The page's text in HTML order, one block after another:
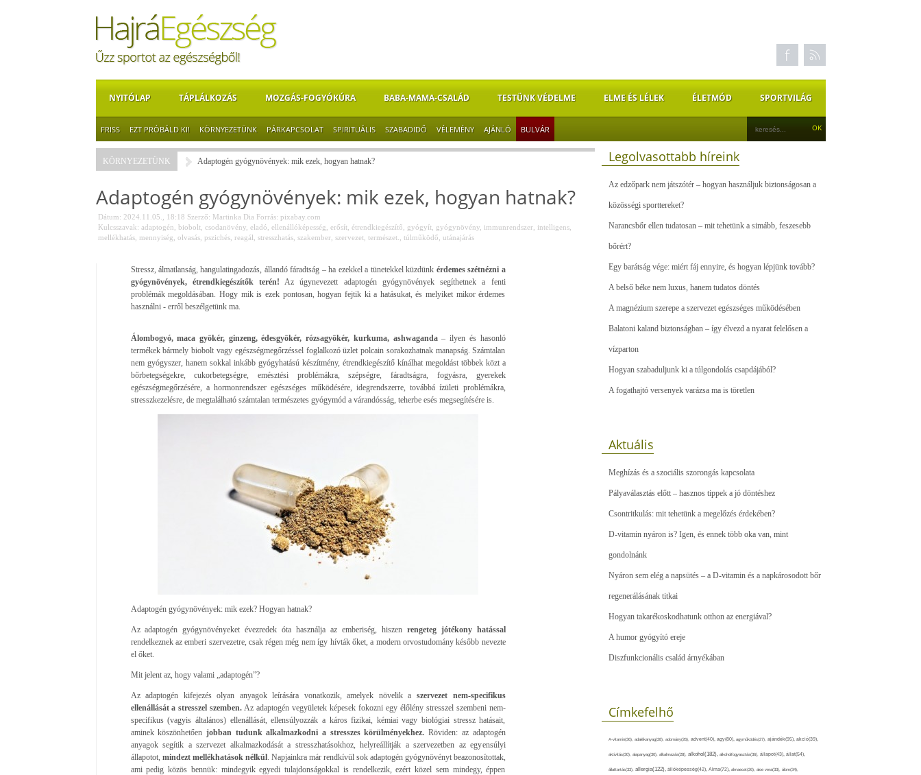
NYITÓLAP TÁPLÁLKOZÁS MOZGÁS-FOGYÓKÚRA BABA-MAMA-CSALÁD TESTÜNK VÉDELME ELME ÉS LÉLEK ÉLETMÓD SPORTVILÁG
FRISS EZT PRÓBÁLD KI! KÖRNYEZETÜNK PÁRKAPCSOLAT SPIRITUÁLIS SZABADIDŐ VÉLEMÉNY AJÁNLÓ BULVÁR
KÖRNYEZETÜNK Adaptogén gyógynövények: mik ezek, hogyan hatnak?
Adaptogén gyógynövények: mik ezek, hogyan hatnak?
Dátum: 2024.11.05., 18:18 Szerző: Martinka Dia Forrás: pixabay.com
Kulcsszavak: adaptogén biobolt, csodanövény, eladó ellenállóképesség erősít, étrendkiegészítő gyógyít, gyógynövény, immunrendszer, intelligens,
mellékhatás, mennyiség olvasás, pszichés, reagál stresszhatás, szakember, szervezet, természet. túlműködő utánajárás
Stressz, álmatlanság, hangulatingadozás, állandó fáradtság – ha ezekkel a tünetekkel küzdünk érdemes szétnézni a
gyógynövények, étrendkiegészítők terén! Az úgynevezett adaptogén gyógynövények segíthetnek a fenti
problémák megoldásában. Hogy mik is ezek pontosan, hogyan fejtik ki a hatásukat, és melyiket mikor érdemes
használni - erről beszélgetünk ma.
Álombogyó, maca gyökér, ginzeng, édesgyökér, rózsagyökér, kurkuma, ashwaganda– ilyen és hasonló
termékek bármely biobolt vagy egészségmegőrzéssel foglalkozó üzlet polcain sorakozhatnak manapság. Számtalan
nem gyógyszer, hanem sokkal inkább gyógyhatású készítmény, étrendkiegészítő kínálhat megoldást többek közt a
bőrbetegségekre, cukorbetegségre, emésztési problémákra, szépségre, fáradtságra, fogyásra, gyerekek
egészségmegőrzésére, a hormonrendszer egészséges működésére, idegrendszerre, továbbá ízületi problémákra,
stresszkezelésre, de megtalálható számtalan természetes gyógymód a várandósság, teherbe esés megsegítésére is.
Adaptogén gyógynövények: mik ezek? Hogyan hatnak?
Az adaptogén gyógynövényeket évezredek óta használja az emberiség, hiszen rengeteg jótékony hatással
rendelkeznek az emberi szervezetre, csak régen még nem így hívták őket, a modern orvostudomány később nevezte
el őket.
Mit jelent az, hogy valami „adaptogén”?
Az adaptogén kifejezés olyan anyagok leírására vonatkozik, amelyek növelik a szervezet nem-specifikus
ellenállását a stresszel szemben. Az adaptogén vegyületek képesek fokozni egy élőlény stresszel szembeni nem-
specifikus (vagyis általános) ellenállását, ellensúlyozzák a káros fizikai, kémiai vagy biológiai stressz hatásait,
aminek köszönhetően jobban tudunk alkalmazkodni a stresszes körülményekhez. Röviden: az adaptogén
anyagok segítik a szervezet alkalmazkodását a stresszhatásokhoz, helyreállítják a szervezetben az egyensúlyi
állapotot, mindezt mellékhatások nélkül. Napjainkra már rendkívül sok adaptogén gyógynövényt beazonosítottak,
ami pedig közös bennük: mindegyik egyedi tulajdonságokkal is rendelkezik, ezért közel sem mindegy, éppen
Legolvasottabb híreink
Az edzőpark nem játszótér – hogyan használjuk biztonságosan a
közösségi sporttereket?
Narancsbőr ellen tudatosan – mit tehetünk a simább, feszesebb
bőrért?
Egy barátság vége: miért fáj ennyire, és hogyan lépjünk tovább?
A belső béke nem luxus, hanem tudatos döntés
A magnézium szerepe a szervezet egészséges működésében
Balatoni kaland biztonságban – így élvezd a nyarat felelősen a
vízparton
Hogyan szabaduljunk ki a túlgondolás csapdájából?
A fogathajtó versenyek varázsa ma is töretlen
Aktuális
Meghízás és a szociális szorongás kapcsolata
Pályaválasztás előtt – hasznos tippek a jó döntéshez
Csontritkulás: mit tehetünk a megelőzés érdekében?
D-vitamin nyáron is? Igen, és ennek több oka van, mint
gondolnánk
Nyáron sem elég a napsütés – a D-vitamin és a napkárosodott bőr
regenerálásának titkai
Hogyan takarékoskodhatunk otthon az energiával?
A humor gyógyító ereje
Diszfunkcionális család árnyékában
Címkefelhő
A-vitamin(36), adalékanyag(28), adomány(26), advent(40), agy(80), agyműködés(27), ajándék(95), akció(39),
aktivitás(30), alapanyag(30), alkalmazás(28), alkohol(182), alkoholfogyasztás(36), állapot(43), állat(54),
állattartás(33), allergia(122), állóképesség(42), Alma(72), almaecet(26), aloe vera(33), álom(34),